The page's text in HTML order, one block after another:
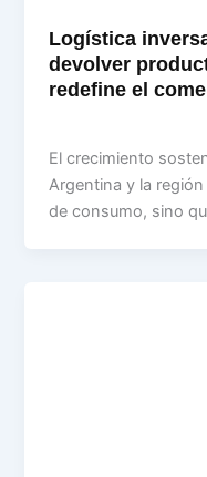
Logística
devolver
redefine el
El crecimiento
Argentina y la
de consumo, sino